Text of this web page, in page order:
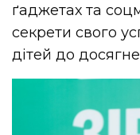
ґаджетах та
секрети свого
дітей до